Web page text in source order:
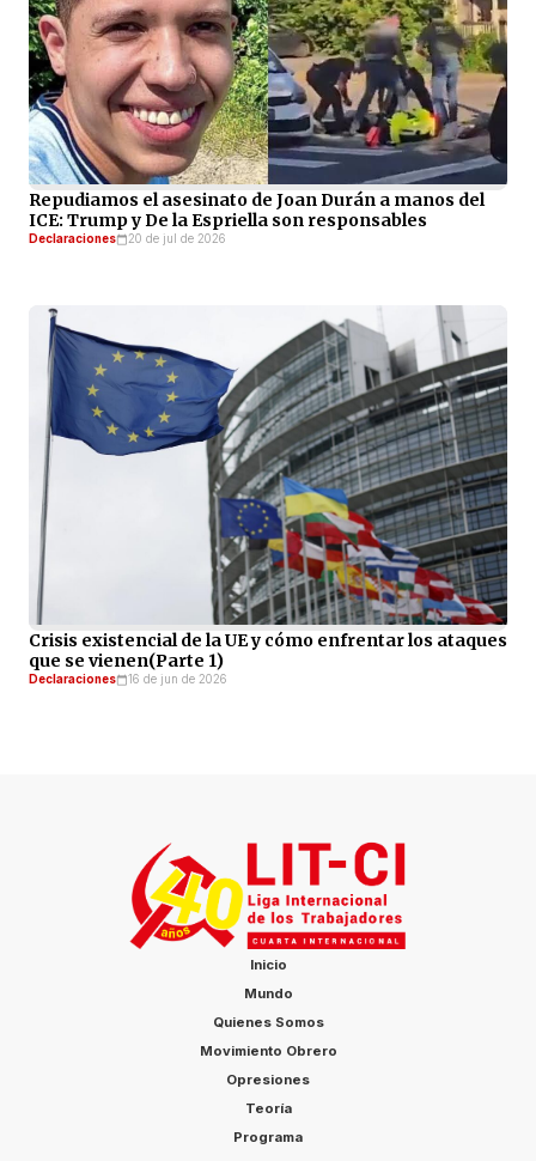
Repudiamos el asesinato de Joan Durán a manos del
ICE: Trump y De la Espriella son responsables
Declaraciones 20 de jul de 2026
Crisis existencial de la UE y cómo enfrentar los ataques
que se vienen(Parte 1)
Declaraciones 16 de jun de 2026
Inicio
Mundo
Quienes Somos
Movimiento Obrero
Opresiones
Teoría
Programa